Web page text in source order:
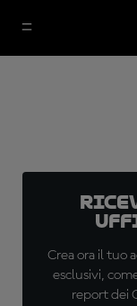
Crea ora il tuo
esclusivi,
report dei